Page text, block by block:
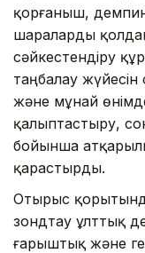
қорғаныш,
шараларды
сәйкестендіру
таңбалау
және мұнай
қалыптастыру,
бойынша
қарастырды.
Отырыс
зондтау ұлттық
ғарыштық және